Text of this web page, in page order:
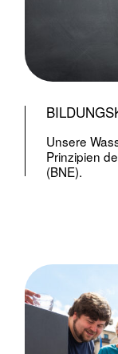
Unsere
Prinzipien
(BNE).